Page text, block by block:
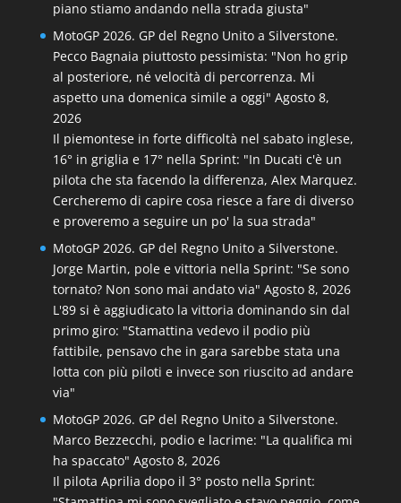
piano stiamo andando nella strada giusta"
MotoGP 2026. GP del Regno Unito a Silverstone.
Pecco Bagnaia piuttosto pessimista: "Non ho grip
al posteriore, né velocità di percorrenza. Mi
aspetto una domenica simile a oggi" Agosto 8,
2026
Il piemontese in forte difficoltà nel sabato inglese,
16° in griglia e 17° nella Sprint: "In Ducati c'è un
pilota che sta facendo la differenza, Alex Marquez.
Cercheremo di capire cosa riesce a fare di diverso
e proveremo a seguire un po' la sua strada"
MotoGP 2026. GP del Regno Unito a Silverstone.
Jorge Martin, pole e vittoria nella Sprint: "Se sono
tornato? Non sono mai andato via" Agosto 8, 2026
L'89 si è aggiudicato la vittoria dominando sin dal
primo giro: "Stamattina vedevo il podio più
fattibile, pensavo che in gara sarebbe stata una
lotta con più piloti e invece son riuscito ad andare
via"
MotoGP 2026. GP del Regno Unito a Silverstone.
Marco Bezzecchi, podio e lacrime: "La qualifica mi
ha spaccato" Agosto 8, 2026
Il pilota Aprilia dopo il 3° posto nella Sprint: